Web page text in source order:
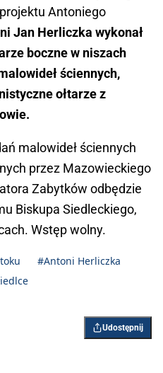
Antoniego
Jan Herliczka wykonał
boczne w niszach
ściennych,
ołtarze z
malowideł ściennych
przez Mazowieckiego
Zabytków odbędzie
Biskupa Siedleckiego,
Wstęp wolny.
#Antoni Herliczka
Udostępnij